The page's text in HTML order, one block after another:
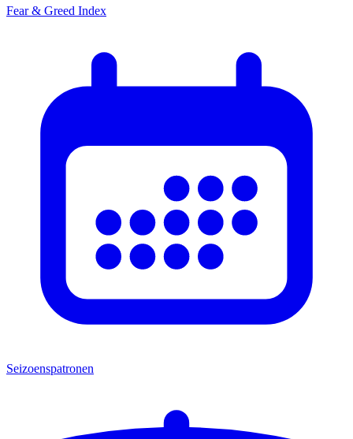
Fear & Greed Index
Seizoenspatronen